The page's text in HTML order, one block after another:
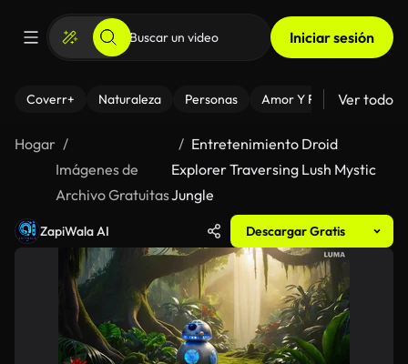
Iniciar sesión
Coverr+ Naturaleza Personas Amor Y Relaciones
Ver todo
Hogar
Imágenes de
Archivo Gratuitas
Entretenimiento Droid
Explorer Traversing Lush Mystic
Jungle
ZapiWala AI Descargar Gratis